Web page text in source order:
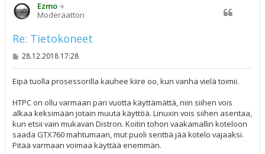
Ezmo
Moderaattori
Re: Tietokoneet
V
e
s
t
28.12.2018 17:28
Eipä tuolla prosessorilla kauhee kiire oo, kun vanha vielä toimii.
HTPC on ollu varmaan pari vuotta käyttämättä, niin siihen vois
alkaa keksimään jotain muuta käyttöä. Linuxin vois siihen asentaa,
kun etsii vain mukavan Distron. Koitin tohon vaakamallin koteloon
saada GTX760 mahtumaan, mut puoli senttiä jää kotelo vajaaksi.
Pitää varmaan voimaa käyttää enemmän.